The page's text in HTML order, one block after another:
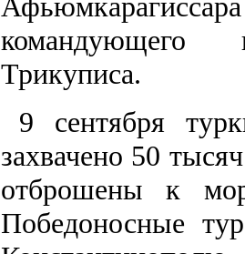
командующего
Трикуписа.
9 сентября
захвачено 50
отброшены к
Победоносные